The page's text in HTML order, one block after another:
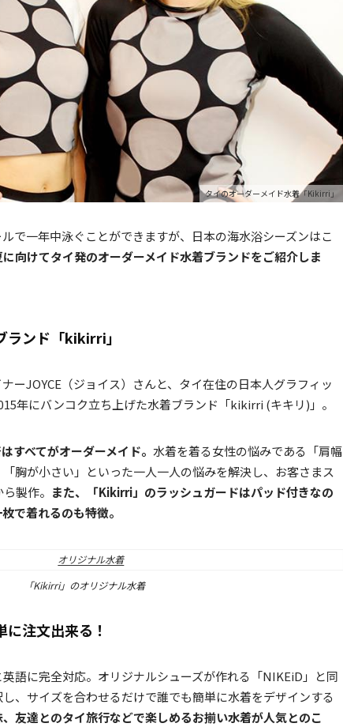
タイのオーダーメイド水着「Kikirri」
で一年中泳ぐことができますが、日本の海水浴シーズンはこ
向けてタイ発のオーダーメイド水着ブランドをご紹介しま
ランド「kikirri」
ーJOYCE（ジョイス）さんと、タイ在住の日本人グラフィッ
年にバンコク立ち上げた水着ブランド「kikirri (キキリ)」。
すべてがオーダーメイド。 水着を着る女性の悩みである「肩幅
胸が小さい」といった一人一人の悩みを解決し、お客さまス
製作。 また、「Kikirri」のラッシュガードはパッド付きなの
で着れるのも特徴。
「Kikirri」のオリジナル水着
注文出来る！
語に完全対応。オリジナルシューズが作れる「NIKEiD」と同
、サイズを合わせるだけで誰でも簡単に水着をデザインする
友達とのタイ旅行などで楽しめるお揃い水着が人気とのこ